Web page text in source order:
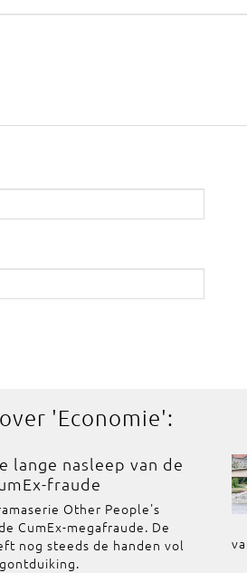
'Economie':
lange nasleep van de
fraude
Other People's
CumEx-megafraude. De
nog steeds de handen vol